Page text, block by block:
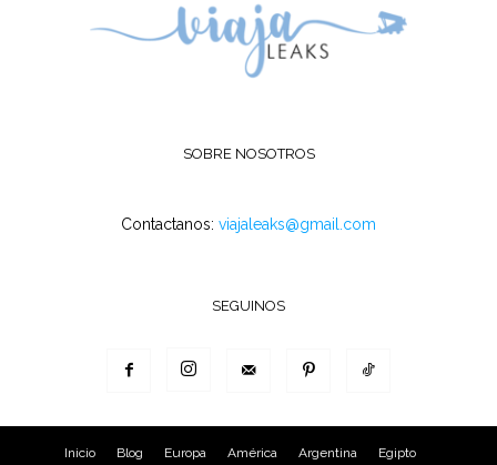
SOBRE NOSOTROS
Contactanos: viajaleaks@gmail.com
SEGUINOS
Inicio Blog Europa América Argentina Egipto